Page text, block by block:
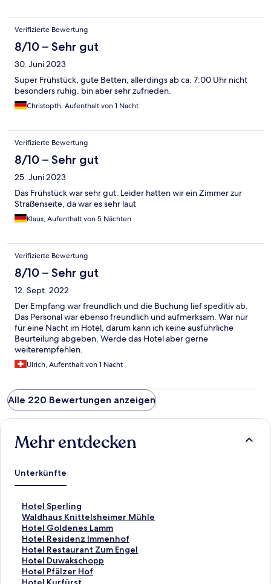
Verifizierte Bewertung
8/10 – Sehr gut
30. Juni 2023
Super Frühstück, gute Betten, allerdings ab ca. 7:00 Uhr nicht
besonders ruhig. bin aber sehr zufrieden.
Christopth, Aufenthalt von 1 Nacht
Verifizierte Bewertung
8/10 – Sehr gut
25. Juni 2023
Das Frühstück war sehr gut. Leider hatten wir ein Zimmer zur
Straßenseite, da war es sehr laut
Klaus, Aufenthalt von 5 Nächten
Verifizierte Bewertung
8/10 – Sehr gut
12. Sept. 2022
Der Empfang war freundlich und die Buchung lief speditiv ab.
Das Personal war ebenso freundlich und aufmerksam. War nur
für eine Nacht im Hotel, darum kann ich keine ausführliche
Beurteilung abgeben. Werde das Hotel aber gerne
weiterempfehlen.
Ulrich, Aufenthalt von 1 Nacht
Alle 220 Bewertungen anzeigen
Mehr entdecken
Unterkünfte
Hotel Sperling
L
i
n
k
,
d
e
r
Waldhaus Knittelsheimer Mühle
L
i
n
k
,
d
e
Hotel Goldenes Lamm
L
i
n
k
,
d
Hotel Residenz Immenhof
L
i
n
k
,
Hotel Restaurant Zum Engel
L
i
n
k
Hotel Duwakschopp
L
i
n
Hotel Pfälzer Hof
L
iL